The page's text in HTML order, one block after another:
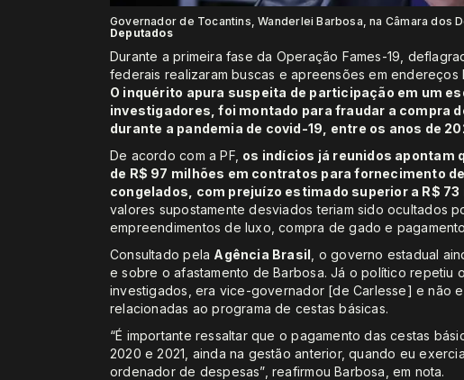
Governador de Tocantins, Wanderlei Barbosa, na Câmara dos
Deputados
Durante a primeira fase da Operação Fames-19,
federais realizaram buscas e apreensões em
O inquérito apura suspeita de participação em um
investigadores, foi montado para fraudar a compra
durante a pandemia de covid-19, entre os anos de
De acordo com a PF, os indícios já reunidos apontam
de R$ 97 milhões em contratos para fornecimento
congelados, com prejuízo estimado superior a R$
valores supostamente desviados teriam sido ocultados
empreendimentos de luxo, compra de gado e
Consultado pela Agência Brasil , o governo estadual
e sobre o afastamento de Barbosa. Já o político repetiu
investigados, era vice-governador [de Carlesse] e não
relacionadas ao programa de cestas básicas.
“É importante ressaltar que o pagamento das cestas
2020 e 2021, ainda na gestão anterior, quando eu
ordenador de despesas”, reafirmou Barbosa, em nota.